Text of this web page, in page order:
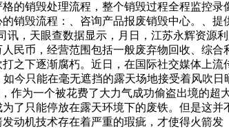
的销毁处理流程，整个销毁过程全程监控
销毁流程：、咨询产品报废销毁中心。、
，天眼查数据显示，月日，江苏永辉资源
民币，经营范围包括一般废弃物回收、综
之下逐渐腐朽。近日，在国际社交媒体上
今只能在毫无遮挡的露天场地接受着风吹
为一个被花费了大力气成功偷盗出境的
了只能停放在露天环境下的废铁。但是这
动机技术存在着严重的瑕疵，才使得火箭发